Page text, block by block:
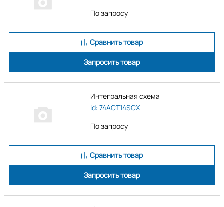
По запросу
Сравнить товар
Запросить товар
Интегральная схема
id: 74ACT14SCX
По запросу
Сравнить товар
Запросить товар